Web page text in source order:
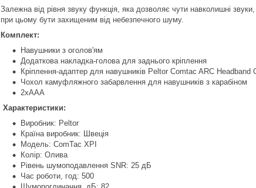
Залежна від рівня звуку функція, яка дозволяє чути навколишні
при цьому бути захищеним від небезпечного шуму.
Комплект:
Навушники з оголов'ям
Додаткова накладка-голова для заднього кріплення
Кріплення-адаптер для навушників Peltor Comtac ARC
Чохол камуфляжного забарвлення для навушників з карабіном
2хААА
Характеристики:
Виробник: Peltor
Країна виробник: Швеція
Модель: ComTac XPI
Колір: Олива
Рівень шумоподавлення SNR: 25 дБ
Час роботи, год: 500